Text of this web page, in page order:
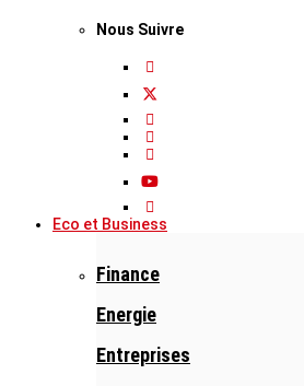
Nous Suivre
Eco et Business
Finance
Energie
Entreprises